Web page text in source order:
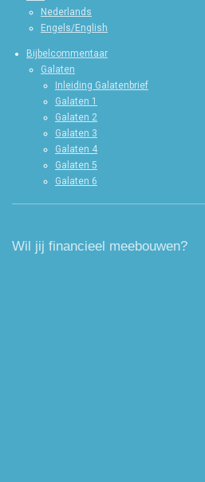
Nederlands
Engels/English
Bijbelcommentaar
Galaten
Inleiding Galatenbrief
Galaten 1
Galaten 2
Galaten 3
Galaten 4
Galaten 5
Galaten 6
Wil jij financieel meebouwen?